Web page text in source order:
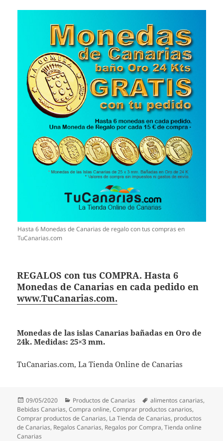
Hasta 6 Monedas de Canarias de regalo con tus compras en
TuCanarias.com
REGALOS con tus COMPRA. Hasta 6
Monedas de Canarias en cada pedido en
www.TuCanarias.com.
Monedas de las islas Canarias bañadas en Oro de
24k. Medidas: 25×3 mm.
TuCanarias.com, La Tienda Online de Canarias
Publicado
el
09/05/2020 Categorías
Productos de Canarias Etiquetas
alimentos canarias,
Bebidas Canarias,Compra online,Comprar productos canarios,
Comprar productos de Canarias, La Tienda de Canarias, productos
de Canarias, Regalos Canarias, Regalos por Compra,Tienda online
Canarias